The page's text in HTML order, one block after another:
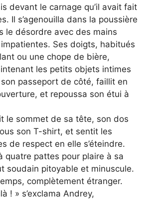
devant le carnage qu’il avait fait
Il s’agenouilla dans la poussière
le désordre avec des mains
Ses doigts, habitués
ou une chope de bière,
les petits objets intimes
son passeport de côté, faillit en
et repoussa son étui à
le sommet de sa tête, son dos
son T-shirt, et sentit les
de respect en elle s’éteindre.
quatre pattes pour plaire à sa
soudain pitoyable et minuscule.
complètement étranger.
! » s’exclama Andrey,